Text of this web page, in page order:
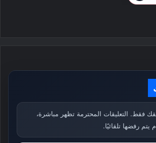
فقط. التعليقات المحترمة تظهر مباشرة،
يتم رفضها تلقائيًا.